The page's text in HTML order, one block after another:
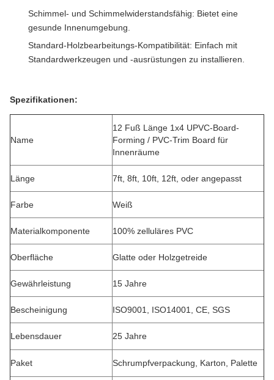
Schimmel- und Schimmelwiderstandsfähig: Bietet eine
gesunde Innenumgebung.
Standard-Holzbearbeitungs-Kompatibilität: Einfach mit
Standardwerkzeugen und -ausrüstungen zu installieren.
Spezifikationen:
Name
12 Fuß Länge 1x4 UPVC-Board-
Forming / PVC-Trim Board für
Innenräume
Länge 7ft, 8ft, 10ft, 12ft, oder angepasst
Farbe Weiß
Materialkomponente 100% zelluläres PVC
Oberfläche Glatte oder Holzgetreide
Gewährleistung 15 Jahre
Bescheinigung ISO9001, ISO14001, CE, SGS
Lebensdauer 25 Jahre
Paket Schrumpfverpackung, Karton, Palette